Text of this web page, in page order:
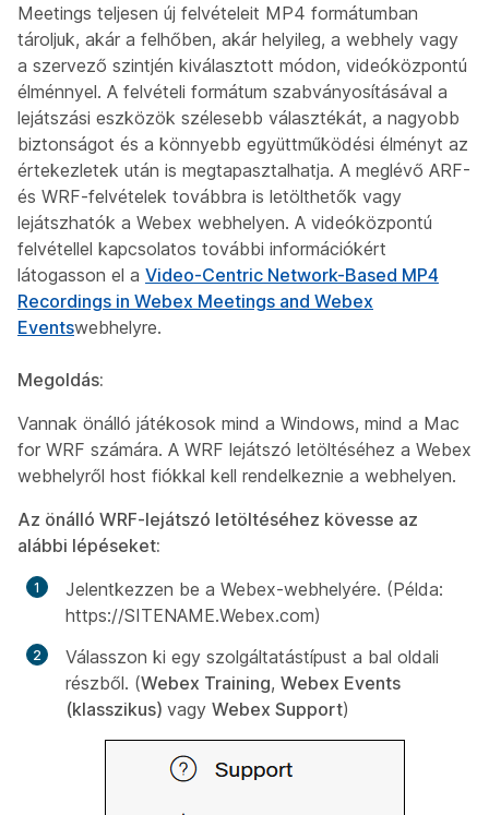
Meetings teljesen új felvételeit MP4 formátumban
tároljuk, akár a felhőben, akár helyileg, a webhely vagy
a szervező szintjén kiválasztott módon, videóközpontú
élménnyel. A felvételi formátum szabványosításával a
lejátszási eszközök szélesebb választékát, a nagyobb
biztonságot és a könnyebb együttműködési élményt az
értekezletek után is megtapasztalhatja. A meglévő ARF-
és WRF-felvételek továbbra is letölthetők vagy
lejátszhatók a Webex webhelyen. A videóközpontú
felvétellel kapcsolatos további információkért
látogasson el a Video-Centric Network-Based MP4
Recordings in Webex Meetings and Webex
Eventswebhelyre.
Megoldás:
Vannak önálló játékosok mind a Windows, mind a Mac
for WRF számára. A WRF lejátszó letöltéséhez a Webex
webhelyről host fiókkal kell rendelkeznie a webhelyen.
Az önálló WRF-lejátszó letöltéséhez kövesse az
alábbi lépéseket:
Jelentkezzen be a Webex-webhelyére. (Példa:
https://SITENAME.Webex.com)
Válasszon ki egy szolgáltatástípust a bal oldali
részből. (Webex Training, Webex Events
(klasszikus) vagy Webex Support)